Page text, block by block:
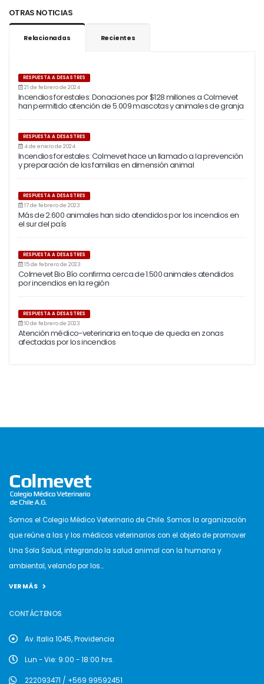
OTRAS NOTICIAS
Relacionadas Recientes
RESPUESTA A DESASTRES
21 de febrero de 2024
Incendios forestales: Donaciones por $128 millones a Colmevet
han permitido atención de 5.009 mascotas y animales de granja
RESPUESTA A DESASTRES
4 de enero de 2024
Incendios forestales: Colmevet hace un llamado a la prevención
y preparación de las familias en dimensión animal
RESPUESTA A DESASTRES
17 de febrero de 2023
Más de 2.600 animales han sido atendidos por los incendios en
el sur del país
RESPUESTA A DESASTRES
15 de febrero de 2023
Colmevet Bio Bío confirma cerca de 1.500 animales atendidos
por incendios en la región
RESPUESTA A DESASTRES
10 de febrero de 2023
Atención médico-veterinaria en toque de queda en zonas
afectadas por los incendios
Somos el Colegio Médico Veterinario de Chile. Somos la organización
que reúne a las y los médicos veterinarios con el objeto de promover
Una Sola Salud, integrando la salud animal con la humana y
ambiental, velando por los...
VER MÁS
CONTÁCTENOS
Av. Italia 1045, Providencia
Lun - Vie: 9:00 - 18:00 hrs.
222093471 / +569 99592451